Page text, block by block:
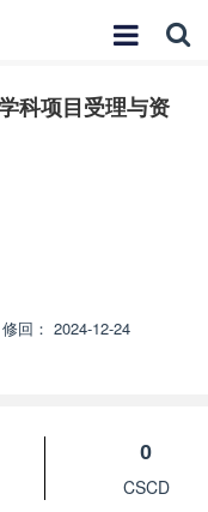
科项目受理与资
修回： 2024-12-24
0
CSCD